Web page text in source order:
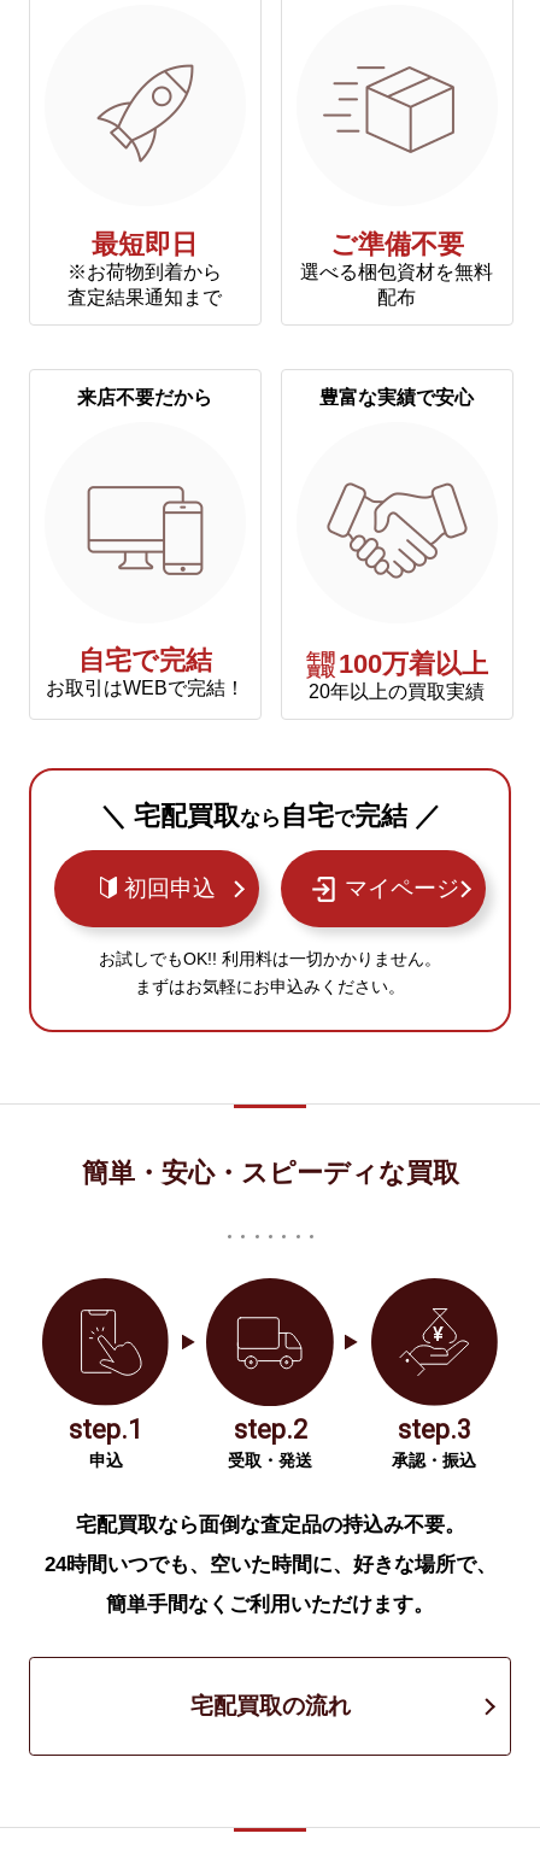
最短即日
※お荷物到着から
査定結果通知まで
ご準備不要
選べる梱包資材を無料
配布
来店不要だから
自宅で完結
お取引はWEBで完結！
豊富な実績で安心
年間
買取 100万着以上
20年以上の買取実績
＼ 宅配買取なら 自宅で完結 ／
初回申込 マイページ
お試しでもOK!! 利用料は一切かかりません。
まずはお気軽にお申込みください。
簡単・安心・スピーディな買取
step.1
申込
step.2
受取・発送
step.3
承認・振込
宅配買取なら面倒な査定品の持込み不要。
24時間いつでも、空いた時間に、好きな場所で、
簡単手間なくご利用いただけます。
宅配買取の流れ